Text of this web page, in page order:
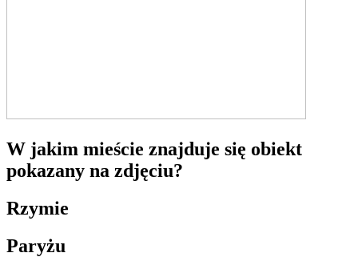
W jakim mieście znajduje się obiekt
pokazany na zdjęciu?
Rzymie
Paryżu